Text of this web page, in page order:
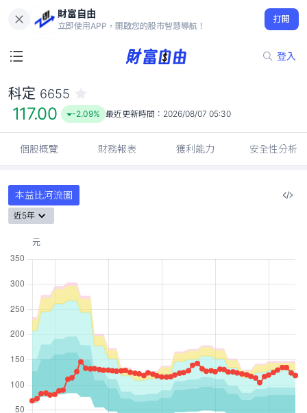
財富自由
立即使用APP，開啟您的股市智慧導航！
打開
登入
117.00
-2.09%
科定 6655
117.00 -2.09% 最近更新時間： 2026/08/07 05:30
個股概覽 財務報表 獲利能力 安全性分析
本益比河流圖
近5年